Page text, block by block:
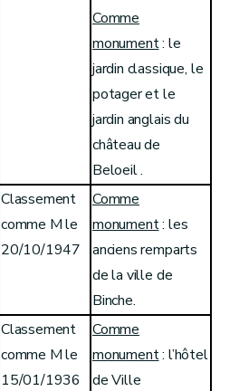
Comme
monument: le
jardin classique, le
potager et le
jardin anglais du
château de
Beloeil .
Classement
comme M le
20/10/1947
Comme
monument: les
anciens remparts
de la ville de
Binche.
Classement
comme M le
15/01/1936
Comme
monument: l’hôtel
de Ville